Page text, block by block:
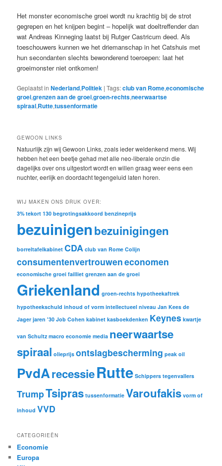
Het monster economische groei wordt nu krachtig bij de strot
gegrepen en het knijpen begint – hopelijk wat doeltreffender dan
wat Andreas Kinneging laatst bij Rutger Castricum deed. Als
toeschouwers kunnen we het driemanschap in het Catshuis met
hun secondanten slechts bewonderend toeroepen: laat het
groeimonster niet ontkomen!
Geplaatst in Nederland,Politiek |Tags:club van Rome,economische
groei,grenzen aan de groei,groen-rechts,neerwaartse
spiraal,Rutte,tussenformatie
GEWOON LINKS
Natuurlijk zijn wij Gewoon Links, zoals ieder weldenkend mens. Wij
hebben het een beetje gehad met alle neo-liberale onzin die
dagelijks over ons uitgestort wordt en willen graag weer eens een
nuchter, eerlijk en doordacht tegengeluid laten horen.
WIJ MAKEN ONS DRUK OVER:
3% tekort 130 begrotingsakkoord benzineprijs
bezuinigenbezuinigingen
borreltafelkabinet CDA club van Rome Colijn
consumentenvertrouweneconomen
economische groei failliet grenzen aan de groei
Griekenland groen-rechts hypotheekaftrek
hypotheekschuld inhoud of vorm intellectueel niveau Jan Kees de
Jager jaren '30 Job Cohen kabinet kasboekdenken Keynes kwartje
van Schultz macro economie media neerwaartse
spiraal olieprijs ontslagbescherming peak oil
PvdArecessieRutte Schippers tegenvallers
TrumpTsipras tussenformatie Varoufakis vorm of
inhoud VVD
CATEGORIEËN
Economie
Europa